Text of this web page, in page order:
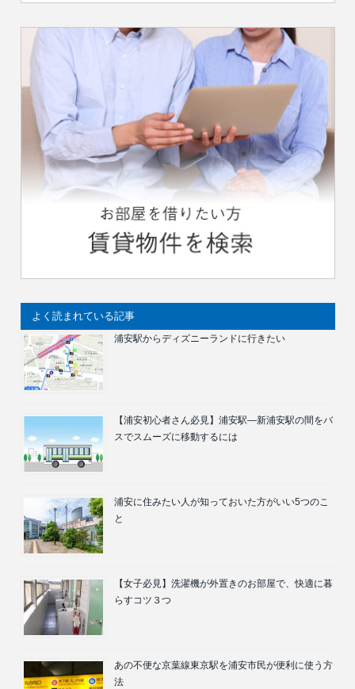
よく読まれている記事
浦安駅からディズニーランドに行きたい
【浦安初心者さん必見】浦安駅―新浦安駅の間をバ
スでスムーズに移動するには
浦安に住みたい人が知っておいた方がいい5つのこ
と
【女子必見】洗濯機が外置きのお部屋で、快適に暮
らすコツ３つ
あの不便な京葉線東京駅を浦安市民が便利に使う方
法